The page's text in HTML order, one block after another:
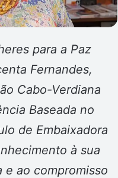
para a Paz
Fernandes,
Cabo-Verdiana
Baseada no
de Embaixadora
à sua
e ao compromisso